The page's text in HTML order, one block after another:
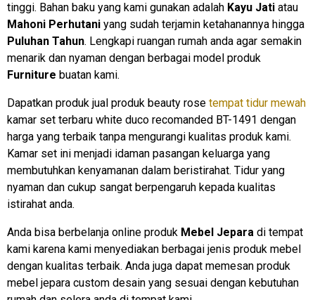
tinggi. Bahan baku yang kami gunakan adalah Kayu Jati atau
Mahoni Perhutani yang sudah terjamin ketahanannya hingga
Puluhan Tahun. Lengkapi ruangan rumah anda agar semakin
menarik dan nyaman dengan berbagai model produk
Furniture buatan kami.
Dapatkan produk jual produk beauty rose tempat tidur mewah
kamar set terbaru white duco recomanded BT-1491 dengan
harga yang terbaik tanpa mengurangi kualitas produk kami.
Kamar set ini menjadi idaman pasangan keluarga yang
membutuhkan kenyamanan dalam beristirahat. Tidur yang
nyaman dan cukup sangat berpengaruh kepada kualitas
istirahat anda.
Anda bisa berbelanja online produk Mebel Jepara di tempat
kami karena kami menyediakan berbagai jenis produk mebel
dengan kualitas terbaik. Anda juga dapat memesan produk
mebel jepara custom desain yang sesuai dengan kebutuhan